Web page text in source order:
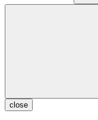
close